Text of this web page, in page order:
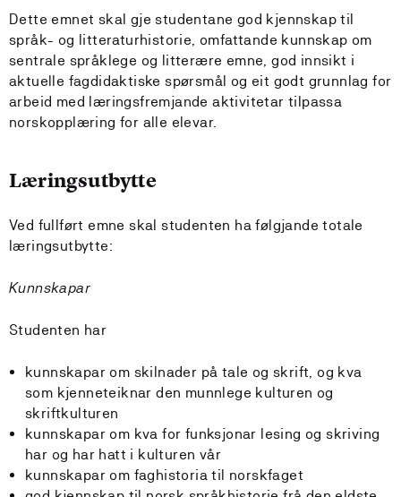
Dette emnet skal gje studentane god kjennskap til
språk- og litteraturhistorie, omfattande kunnskap om
sentrale språklege og litterære emne, god innsikt i
aktuelle fagdidaktiske spørsmål og eit godt grunnlag for
arbeid med læringsfremjande aktivitetar tilpassa
norskopplæring for alle elevar.
Læringsutbytte
Ved fullført emne skal studenten ha følgjande totale
læringsutbytte:
Kunnskapar
Studenten har
kunnskapar om skilnader på tale og skrift, og kva
som kjenneteiknar den munnlege kulturen og
skriftkulturen
kunnskapar om kva for funksjonar lesing og skriving
har og har hatt i kulturen vår
kunnskapar om faghistoria til norskfaget